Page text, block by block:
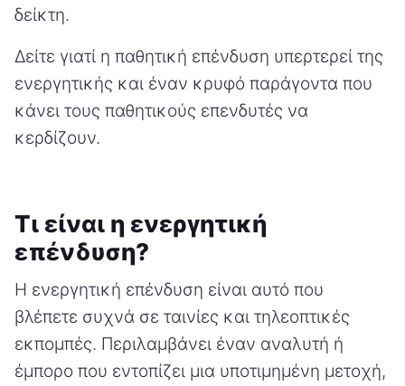
δείκτη.
Δείτε γιατί η παθητική επένδυση υπερτερεί της
ενεργητικής και έναν κρυφό παράγοντα που
κάνει τους παθητικούς επενδυτές να
κερδίζουν.
Τι είναι η ενεργητική
επένδυση?
Η ενεργητική επένδυση είναι αυτό που
βλέπετε συχνά σε ταινίες και τηλεοπτικές
εκπομπές. Περιλαμβάνει έναν αναλυτή ή
έμπορο που εντοπίζει μια υποτιμημένη μετοχή,